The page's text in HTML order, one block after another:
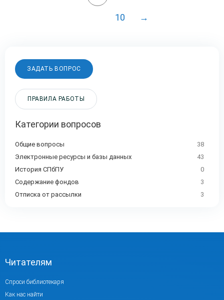
ЗАДАТЬ ВОПРОС
ПРАВИЛА РАБОТЫ
Категории вопросов
Общие вопросы
38
Электронные ресурсы и базы данных
43
История СПбПУ
0
Содержание фондов
3
Отписка от рассылки
3
10 →
Читателям
Спроси библиотекаря
Как нас найти